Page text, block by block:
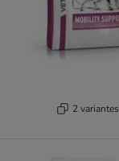
2 variantes